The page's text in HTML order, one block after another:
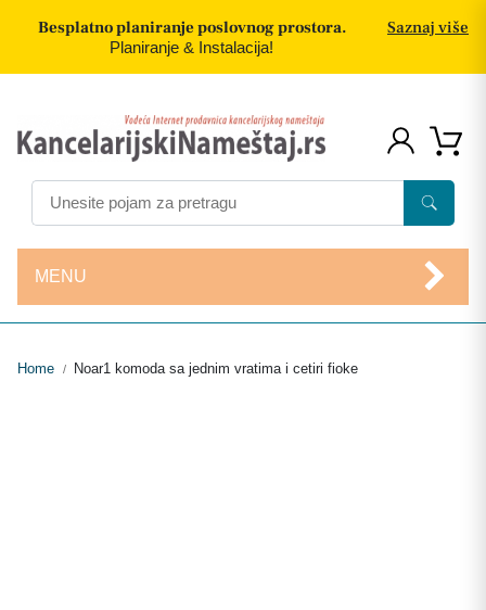
Besplatno planiranje poslovnog prostora.
Planiranje & Instalacija!
Saznaj više
MENU
Home / Noar1 komoda sa jednim vratima i cetiri fioke